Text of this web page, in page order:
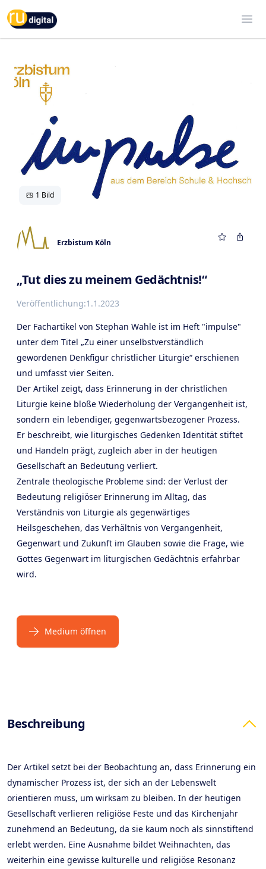
RU-digital
1 Bild
Erzbistum Köln
„Tut dies zu meinem Gedächtnis!“
Veröffentlichung:1.1.2023
Der Fachartikel von Stephan Wahle ist im Heft "impulse"
unter dem Titel „Zu einer unselbstverständlich
gewordenen Denkfigur christlicher Liturgie“ erschienen
und umfasst vier Seiten.
Der Artikel zeigt, dass Erinnerung in der christlichen
Liturgie keine bloße Wiederholung der Vergangenheit ist,
sondern ein lebendiger, gegenwartsbezogener Prozess.
Er beschreibt, wie liturgisches Gedenken Identität stiftet
und Handeln prägt, zugleich aber in der heutigen
Gesellschaft an Bedeutung verliert.
Zentrale theologische Probleme sind: der Verlust der
Bedeutung religiöser Erinnerung im Alltag, das
Verständnis von Liturgie als gegenwärtiges
Heilsgeschehen, das Verhältnis von Vergangenheit,
Gegenwart und Zukunft im Glauben sowie die Frage, wie
Gottes Gegenwart im liturgischen Gedächtnis erfahrbar
wird.
Medium öffnen
Products
Beschreibung
Der Artikel setzt bei der Beobachtung an, dass Erinnerung ein
dynamischer Prozess ist, der sich an der Lebenswelt
orientieren muss, um wirksam zu bleiben. In der heutigen
Gesellschaft verlieren religiöse Feste und das Kirchenjahr
zunehmend an Bedeutung, da sie kaum noch als sinnstiftend
erlebt werden. Eine Ausnahme bildet Weihnachten, das
weiterhin eine gewisse kulturelle und religiöse Resonanz